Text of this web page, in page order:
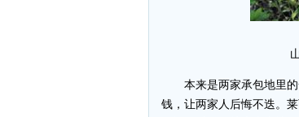
本来是两家承包地里的
钱，让两家人后悔不迭。